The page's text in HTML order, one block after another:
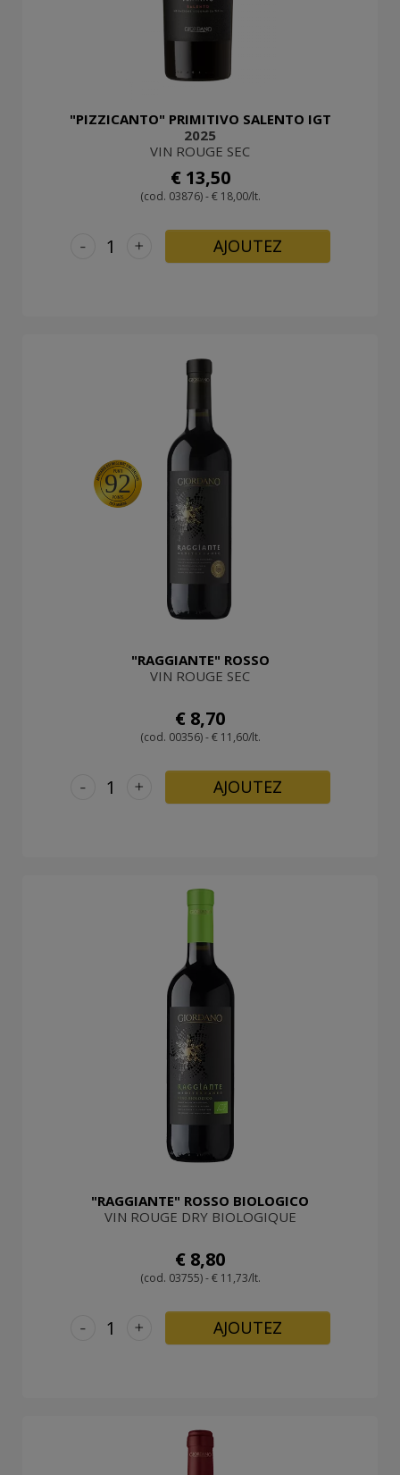
"PIZZICANTO" PRIMITIVO SALENTO IGT
2025
VIN ROUGE SEC
€ 13,50
(cod. 03876) - € 18,00/lt.
+
- AJOUTEZ
92
"RAGGIANTE" ROSSO
VIN ROUGE SEC
€ 8,70
(cod. 00356) - € 11,60/lt.
+
- AJOUTEZ
"RAGGIANTE" ROSSO BIOLOGICO
VIN ROUGE DRY BIOLOGIQUE
€ 8,80
(cod. 03755) - € 11,73/lt.
+
- AJOUTEZ